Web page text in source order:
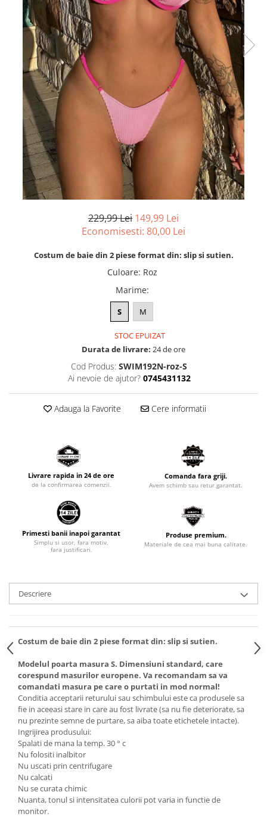
229,99 Lei 149,99 Lei
Economisesti: 80,00 Lei
Costum de baie din 2 piese format din: slip si sutien.
Culoare: Roz
Marime:
S M
STOC EPUIZAT
Durata de livrare: 24 de ore
Cod Produs: SWIM192N-roz-S
Ai nevoie de ajutor? 0745431132
Adauga la Favorite Cere informatii
Livrare rapida in 24 de ore
de la confirmarea comenzii.
Comanda fara griji.
Avem schimb sau retur garantat.
Primesti banii inapoi garantat
Simplu si usor, fara motiv,
fara justificari.
Produse premium.
Materiale de cea mai buna calitate.
Descriere
Costum de baie din 2 piese format din: slip si sutien.
Modelul poarta masura S. Dimensiuni standard, care
corespund masurilor europene. Va recomandam sa va
comandati masura pe care o purtati in mod normal!
Conditia acceptarii returului sau schimbului este ca produsele sa
fie in aceeasi stare in care au fost livrate (sa nu fie deteriorate, sa
nu prezinte semne de purtare, sa aiba toate etichetele intacte).
Ingrijirea produsului:
Spalati de mana la temp. 30 ° c
Nu folositi inalbitor
Nu uscati prin centrifugare
Nu calcati
Nu se curata chimic
Nuanta, tonul si intensitatea culorii pot varia in functie de
monitor.